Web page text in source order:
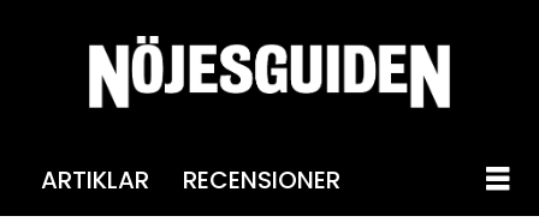
ARTIKLAR RECENSIONER